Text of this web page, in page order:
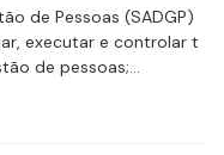
de Pessoas (SADGP)
executar e controlar t
de pessoas;...